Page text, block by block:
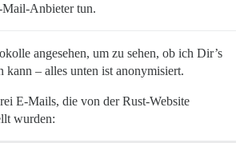
Mail-Anbieter tun.
angesehen, um zu sehen, ob ich Dir’s
kann – alles unten ist anonymisiert.
E-Mails, die von der Rust-Website
wurden: